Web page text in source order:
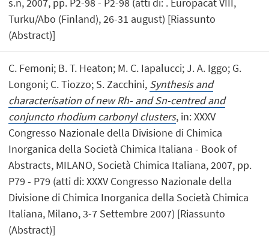
s.n, 2007, pp. P2-98 - P2-98 (atti di: . Europacat VIII,
Turku/Abo (Finland), 26-31 august) [Riassunto
(Abstract)]
C. Femoni; B. T. Heaton; M. C. Iapalucci; J. A. Iggo; G.
Longoni; C. Tiozzo; S. Zacchini, Synthesis and
characterisation of new Rh- and Sn-centred and
conjuncto rhodium carbonyl clusters, in: XXXV
Congresso Nazionale della Divisione di Chimica
Inorganica della Società Chimica Italiana - Book of
Abstracts, MILANO, Società Chimica Italiana, 2007, pp.
P79 - P79 (atti di: XXXV Congresso Nazionale della
Divisione di Chimica Inorganica della Società Chimica
Italiana, Milano, 3-7 Settembre 2007) [Riassunto
(Abstract)]